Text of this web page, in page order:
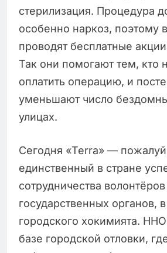
стерилизация. Процедура
особенно наркоз, поэтому
проводят бесплатные
Так они помогают тем, кто
оплатить операцию, и
уменьшают число
улицах.
Сегодня «Terra» —
единственный в стране
сотрудничества
государственных органов,
городского хокимията. ННО
базе городской отловки,